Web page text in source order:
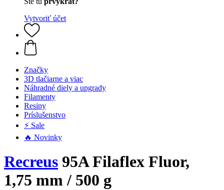
Vytvoriť účet
Značky
3D tlačiarne a viac
Náhradné diely a upgrady
Filamenty
Resiny
Príslušenstvo
⚡ Sale
🔥 Novinky
Recreus 95A Filaflex Fluor,
1,75 mm / 500 g